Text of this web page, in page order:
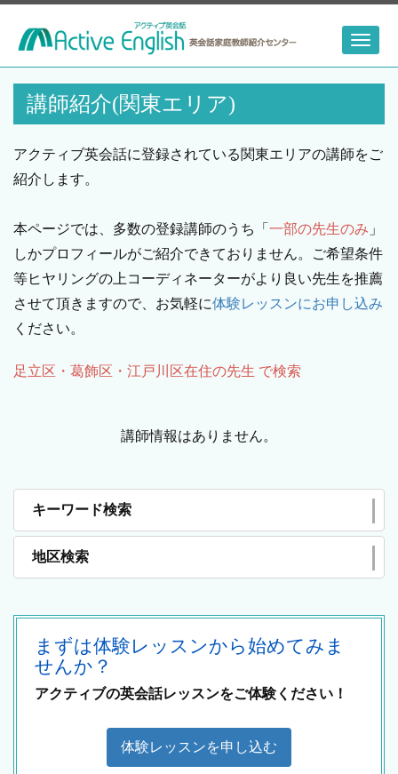
Toggle
講師紹介(関東エリア)
アクティブ英会話に登録されている関東エリアの講師をご
紹介します。
本ページでは、多数の登録講師のうち「 一部の先生のみ 」
しかプロフィールがご紹介できておりません。ご希望条件
等ヒヤリングの上コーディネーターがより良い先生を推薦
させて頂きますので、お気軽に体験レッスンにお申し込み
ください。
足立区・葛飾区・江戸川区在住の先生 で検索
講師情報はありません。
キーワード検索
地区検索
まずは体験レッスンから始めてみま
せんか？
アクティブの英会話レッスンをご体験ください！
体験レッスンを申し込む